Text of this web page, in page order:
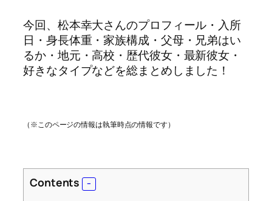
今回、松本幸大さんのプロフィール・入所
日・身長体重・家族構成・父母・兄弟はい
るか・地元・高校・歴代彼女・最新彼女・
好きなタイプなどを総まとめしました！
（※このページの情報は執筆時点の情報です）
Contents